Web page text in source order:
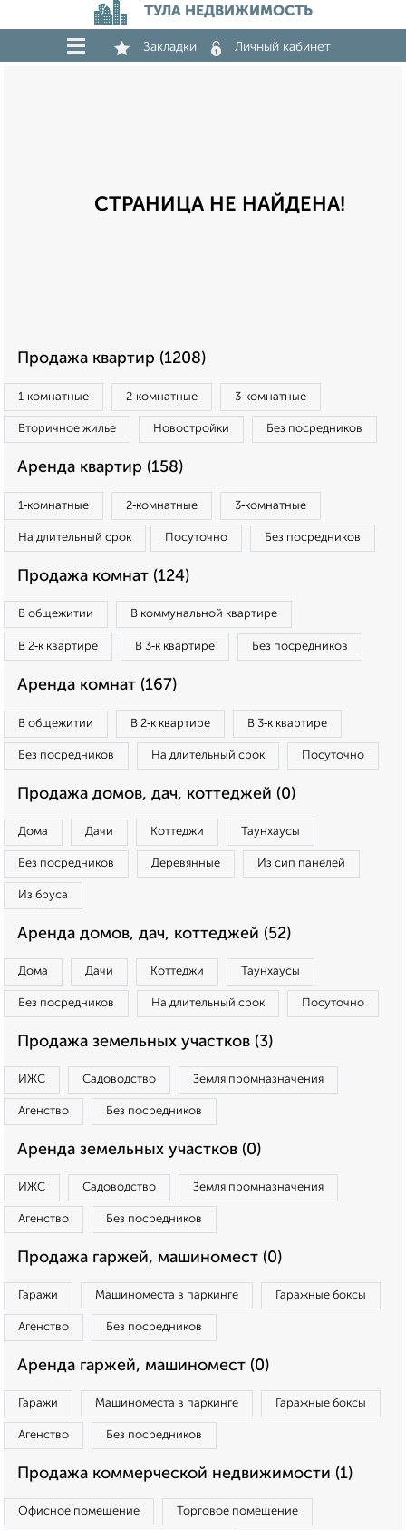
ТУЛА НЕДВИЖИМОСТЬ
Закладки Личный кабинет
СТРАНИЦА НЕ НАЙДЕНА!
Продажа квартир (1208)
1‑комнатные 2‑комнатные 3‑комнатные
Вторичное жилье Новостройки Без посредников
Аренда квартир (158)
1‑комнатные 2‑комнатные 3‑комнатные
На длительный срок Посуточно Без посредников
Продажа комнат (124)
В общежитии В коммунальной квартире
В 2‑к квартире В 3‑к квартире Без посредников
Аренда комнат (167)
В общежитии В 2‑к квартире В 3‑к квартире
Без посредников На длительный срок Посуточно
Продажа домов, дач, коттеджей (0)
Дома Дачи Коттеджи Таунхаусы
Без посредников Деревянные Из сип панелей
Из бруса
Аренда домов, дач, коттеджей (52)
Дома Дачи Коттеджи Таунхаусы
Без посредников На длительный срок Посуточно
Продажа земельных участков (3)
ИЖС Садоводство Земля промназначения
Агенство Без посредников
Аренда земельных участков (0)
ИЖС Садоводство Земля промназначения
Агенство Без посредников
Продажа гаржей, машиномест (0)
Гаражи Машиноместа в паркинге Гаражные боксы
Агенство Без посредников
Аренда гаржей, машиномест (0)
Гаражи Машиноместа в паркинге Гаражные боксы
Агенство Без посредников
Продажа коммерческой недвижимости (1)
Офисное помещение Торговое помещение